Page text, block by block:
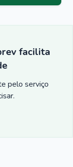
facilita
pelo serviço